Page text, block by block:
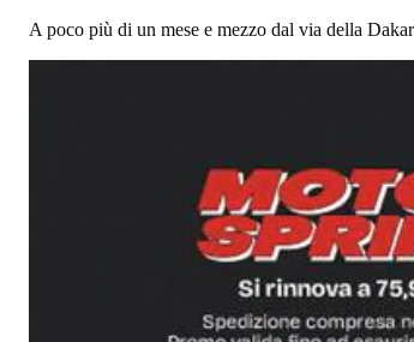
A poco più di un mese e mezzo dal via della